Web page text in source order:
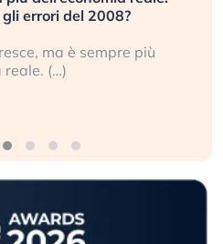
errori del 2008?
ma è sempre più
reale. (…)